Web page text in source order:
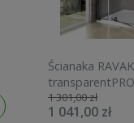
Ścianaka
1900
1 301,00 zł
1 041,00 zł